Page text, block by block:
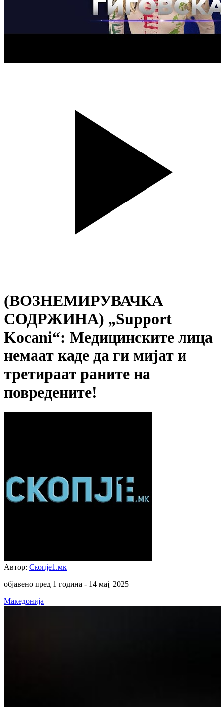
(ВОЗНЕМИРУВАЧКА
СОДРЖИНА) „Support
Kocani“: Медицинските лица
немаат каде да ги мијат и
третираат раните на
повредените!
Автор: Скопје1.мк
објавено пред 1 година - 14 мај, 2025
Македонија